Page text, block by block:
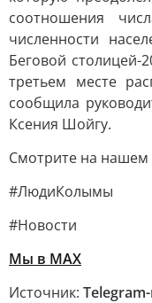
соотношения
численности
Беговой столицей-
третьем месте
сообщила
Ксения Шойгу.
Смотрите на нашем
#ЛюдиКолымы
#Новости
Мы в MAX
Источник: